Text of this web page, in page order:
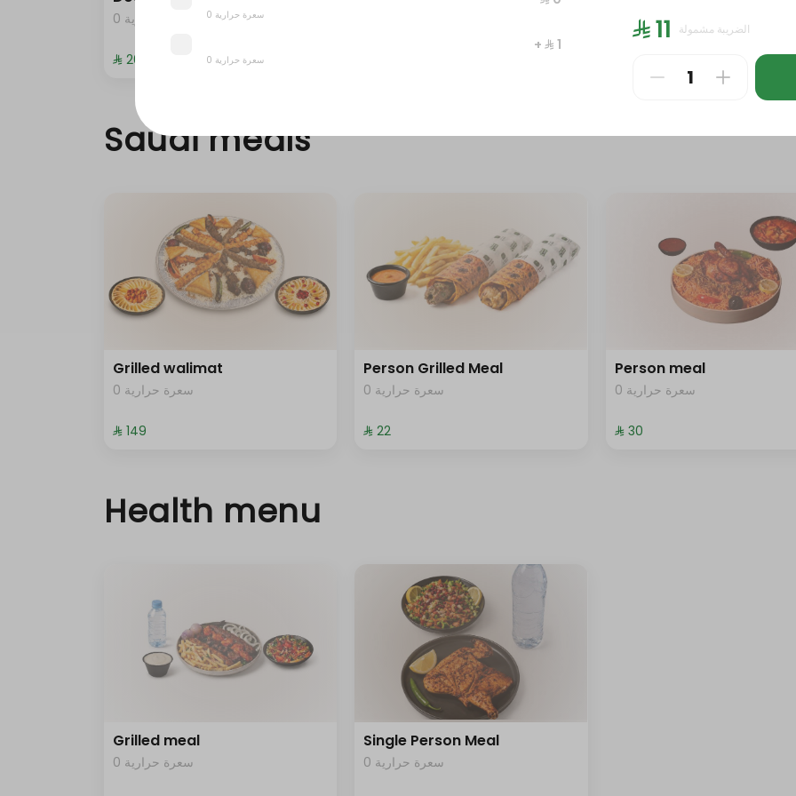
0 سعرة حرارية
⁨⁦‪‬ 20⁩
0 سعرة حرارية
Saudi meals
Grilled walimat
0 سعرة حرارية
⁨⁦‪‬ 149⁩
Person Grilled Meal
0 سعرة حرارية
⁨⁦‪‬ 22⁩
Person meal
0 سعرة حرارية
⁨⁦‪‬ 30⁩
Health menu
Grilled meal
0 سعرة حرارية
Single Person Meal
0 سعرة حرارية
0 سعرة حرارية
+ ⁨⁦‪‬ 1⁩
0 سعرة حرارية
⁨⁦‪‬ 11⁩ الضريبة مشمولة